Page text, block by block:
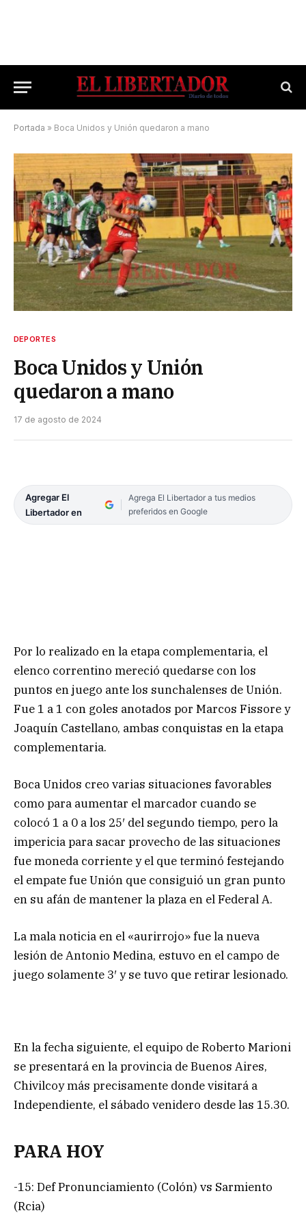
Portada » Boca Unidos y Unión quedaron a mano
DEPORTES
Boca Unidos y Unión
quedaron a mano
17 de agosto de 2024
Agregar El
Libertador en
Agrega El Libertador a tus medios
preferidos en Google
Por lo realizado en la etapa complementaria, el
elenco correntino mereció quedarse con los
puntos en juego ante los sunchalenses de Unión.
Fue 1 a 1 con goles anotados por Marcos Fissore y
Joaquín Castellano, ambas conquistas en la etapa
complementaria.
Boca Unidos creo varias situaciones favorables
como para aumentar el marcador cuando se
colocó 1 a 0 a los 25′ del segundo tiempo, pero la
impericia para sacar provecho de las situaciones
fue moneda corriente y el que terminó festejando
el empate fue Unión que consiguió un gran punto
en su afán de mantener la plaza en el Federal A.
La mala noticia en el «aurirrojo» fue la nueva
lesión de Antonio Medina, estuvo en el campo de
juego solamente 3′ y se tuvo que retirar lesionado.
En la fecha siguiente, el equipo de Roberto Marioni
se presentará en la provincia de Buenos Aires,
Chivilcoy más precisamente donde visitará a
Independiente, el sábado venidero desde las 15.30.
PARA HOY
-15: Def Pronunciamiento (Colón) vs Sarmiento
(Rcia)